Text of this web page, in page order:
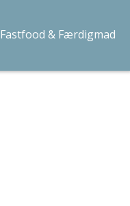
Fastfood & Færdigmad